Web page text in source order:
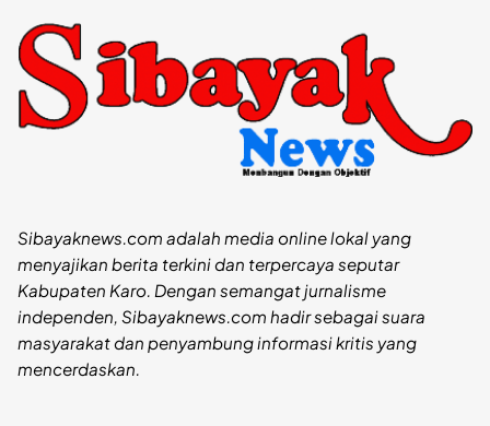
Sibayaknews.com adalah media online lokal yang
menyajikan berita terkini dan terpercaya seputar
Kabupaten Karo. Dengan semangat jurnalisme
independen, Sibayaknews.com hadir sebagai suara
masyarakat dan penyambung informasi kritis yang
mencerdaskan.